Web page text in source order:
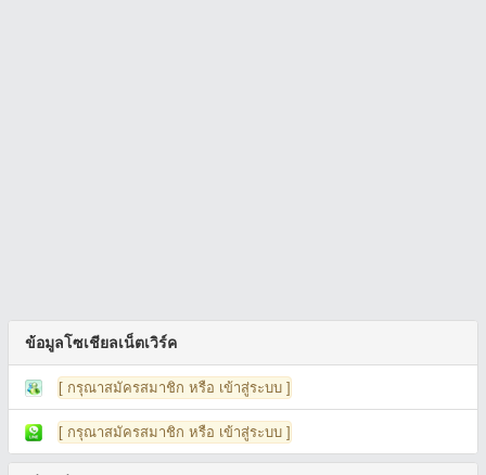
ข้อมูลโซเชียลเน็ตเวิร์ค
[ กรุณาสมัครสมาชิก หรือ เข้าสู่ระบบ ]
[ กรุณาสมัครสมาชิก หรือ เข้าสู่ระบบ ]